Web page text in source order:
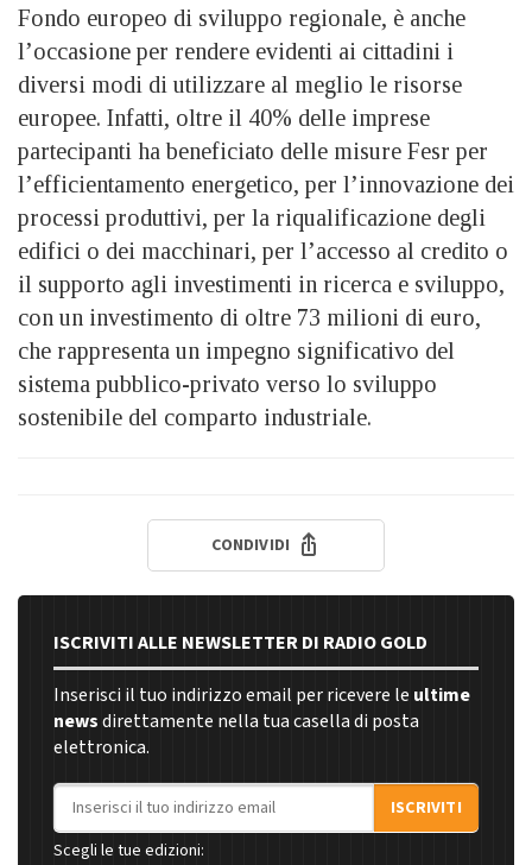
Fondo europeo di sviluppo regionale, è anche
l’occasione per rendere evidenti ai cittadini i
diversi modi di utilizzare al meglio le risorse
europee. Infatti, oltre il 40% delle imprese
partecipanti ha beneficiato delle misure Fesr per
l’efficientamento energetico, per l’innovazione dei
processi produttivi, per la riqualificazione degli
edifici o dei macchinari, per l’accesso al credito o
il supporto agli investimenti in ricerca e sviluppo,
con un investimento di oltre 73 milioni di euro,
che rappresenta un impegno significativo del
sistema pubblico-privato verso lo sviluppo
sostenibile del comparto industriale.
CONDIVIDI
ISCRIVITI ALLE NEWSLETTER DI RADIO GOLD
Inserisci il tuo indirizzo email per ricevere le ultime
newsdirettamente nella tua casella di posta
elettronica.
Indirizzo email
ISCRIVITI
Scegli le tue edizioni: